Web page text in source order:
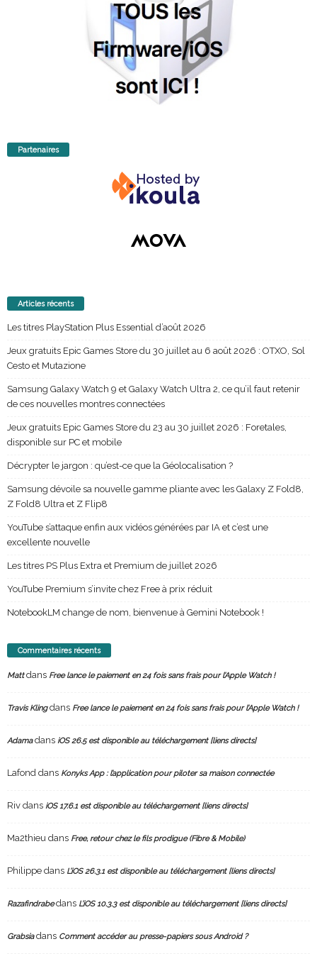
Partenaires
Articles récents
Les titres PlayStation Plus Essential d’août 2026
Jeux gratuits Epic Games Store du 30 juillet au 6 août 2026 : OTXO, Sol
Cesto et Mutazione
Samsung Galaxy Watch 9 et Galaxy Watch Ultra 2, ce qu’il faut retenir
de ces nouvelles montres connectées
Jeux gratuits Epic Games Store du 23 au 30 juillet 2026 : Foretales,
disponible sur PC et mobile
Décrypter le jargon : qu’est-ce que la Géolocalisation ?
Samsung dévoile sa nouvelle gamme pliante avec les Galaxy Z Fold8,
Z Fold8 Ultra et Z Flip8
YouTube s’attaque enfin aux vidéos générées par IA et c’est une
excellente nouvelle
Les titres PS Plus Extra et Premium de juillet 2026
YouTube Premium s’invite chez Free à prix réduit
NotebookLM change de nom, bienvenue à Gemini Notebook !
Commentaires récents
Mattdans Free lance le paiement en 24 fois sans frais pour l’Apple Watch !
Travis Klingdans Free lance le paiement en 24 fois sans frais pour l’Apple Watch !
Adamadans iOS 26.5 est disponible au téléchargement [liens directs]
Lafond dans Konyks App : l’application pour piloter sa maison connectée
Riv dans iOS 17.6.1 est disponible au téléchargement [liens directs]
Ma2thieu dans Free, retour chez le fils prodigue (Fibre & Mobile)
Philippe dans L’iOS 26.3.1 est disponible au téléchargement [liens directs]
Razafindrabedans L’iOS 10.3.3 est disponible au téléchargement [liens directs]
Grabsiadans Comment accéder au presse-papiers sous Android ?